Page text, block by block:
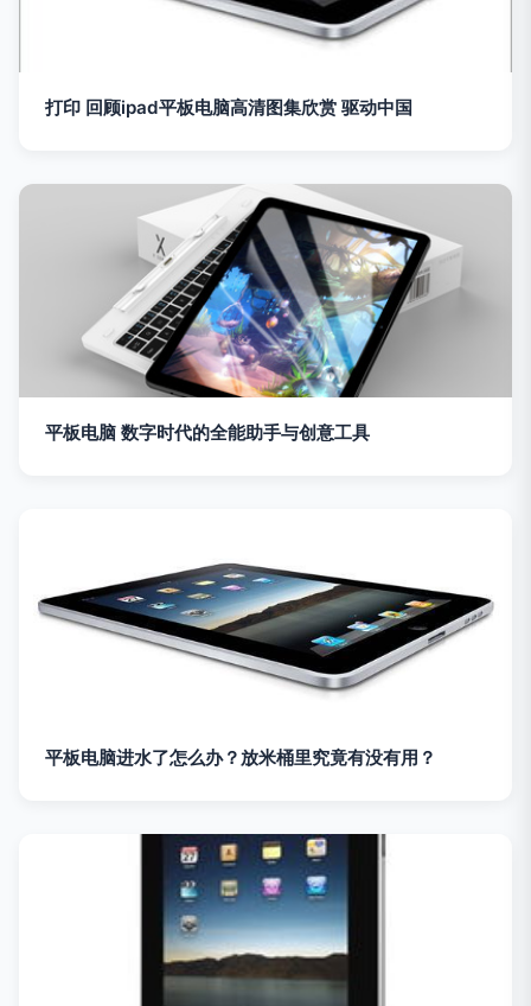
打印 回顾ipad平板电脑高清图集欣赏 驱动中国
平板电脑 数字时代的全能助手与创意工具
平板电脑进水了怎么办？放米桶里究竟有没有用？